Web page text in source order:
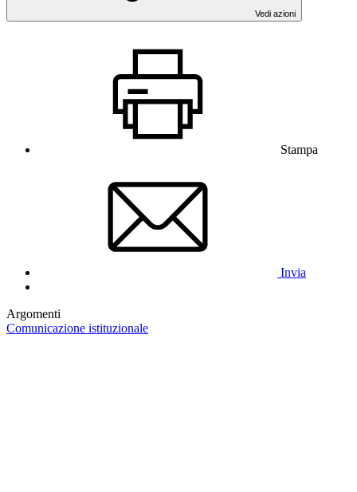
Vedi azioni
Stampa
Invia
Argomenti
Comunicazione istituzionale